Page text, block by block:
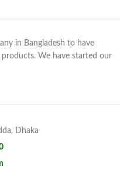
in Bangladesh to have
We have started our
Dhaka